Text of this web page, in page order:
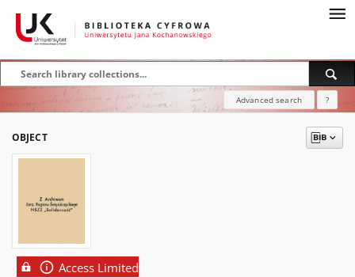
Advanced search ?
OBJECT
Access Limited